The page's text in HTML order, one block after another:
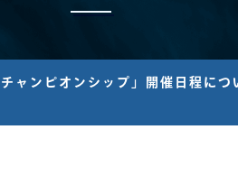
ャンピオンシップ」開催日程につ